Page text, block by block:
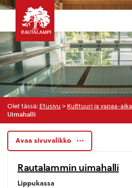
Olet tässä: Etusivu > Kulttuuri ja vapaa-aika
Uimahalli
Avaa sivuvalikko
Rautalammin uimahalli
Lippukassa